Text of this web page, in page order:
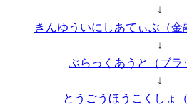
↓
きんゆういにしあてぃぶ（金
↓
ぶらっくあうと（ブラ
↓
とうごうほうこくしょ